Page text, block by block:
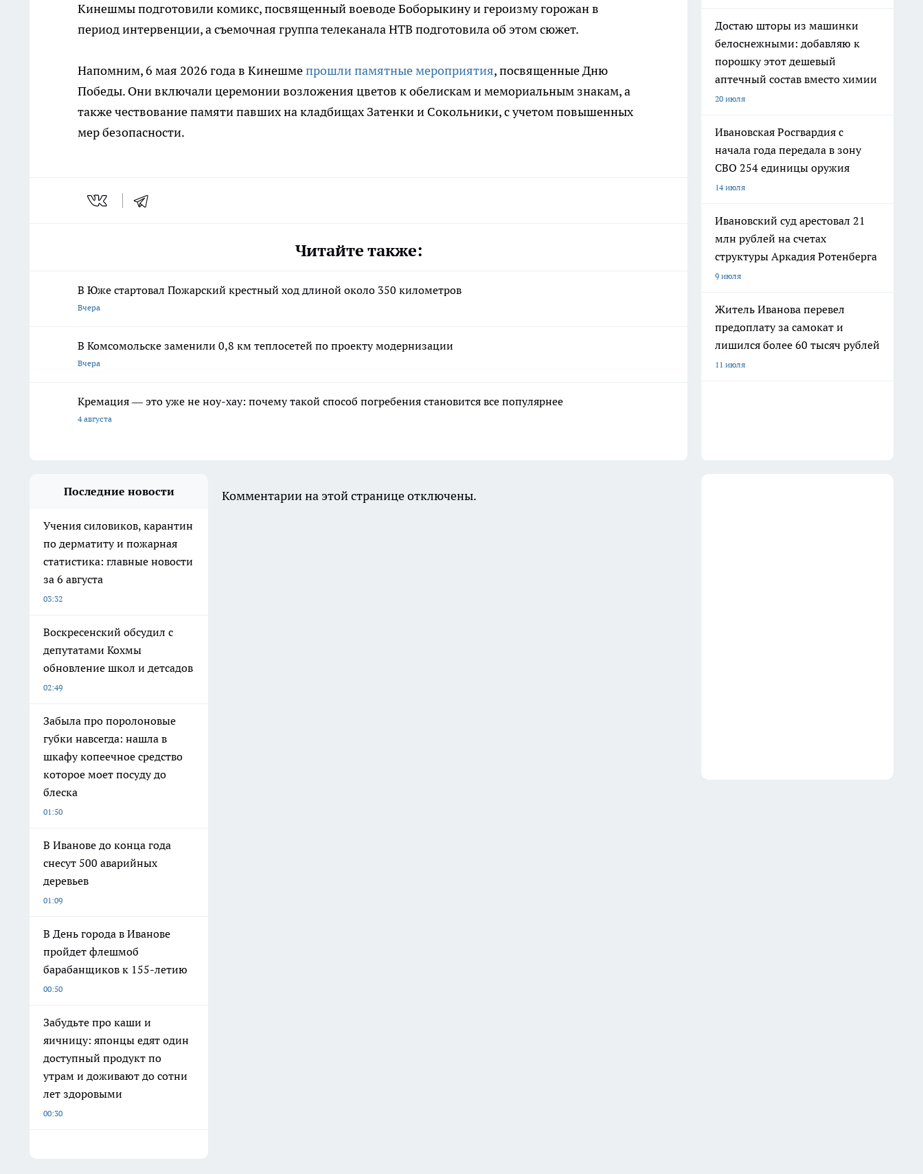
Кинешмы подготовили комикс, посвященный воеводе Боборыкину и героизму горожан в
период интервенции, а съемочная группа телеканала НТВ подготовила об этом сюжет.
Напомним, 6 мая 2026 года в Кинешмепрошли памятные мероприятия, посвященные Дню
Победы. Они включали церемонии возложения цветов к обелискам и мемориальным знакам, а
также чествование памяти павших на кладбищах Затенки и Сокольники, с учетом повышенных
мер безопасности.
Читайте также:
В Юже стартовал Пожарский крестный ход длиной около 350 километров
Вчера
В Комсомольске заменили 0,8 км теплосетей по проекту модернизации
Вчера
Кремация — это уже не ноу-хау: почему такой способ погребения становится все популярнее
4 августа
Достаю шторы из машинки
белоснежными: добавляю к
порошку этот дешевый
аптечный состав вместо химии
20 июля
Ивановская Росгвардия с
начала года передала в зону
СВО 254 единицы оружия
14 июля
Ивановский суд арестовал 21
млн рублей на счетах
структуры Аркадия Ротенберга
9 июля
Житель Иванова перевел
предоплату за самокат и
лишился более 60 тысяч рублей
11 июля
Последние новости
Учения силовиков, карантин
по дерматиту и пожарная
статистика: главные новости
за 6 августа
03:32
Воскресенский обсудил с
депутатами Кохмы
обновление школ и детсадов
02:49
Забыла про поролоновые
губки навсегда: нашла в
шкафу копеечное средство
которое моет посуду до
блеска
01:50
В Иванове до конца года
снесут 500 аварийных
деревьев
01:09
В День города в Иванове
пройдет флешмоб
барабанщиков к 155-летию
00:50
Забудьте про каши и
яичницу: японцы едят один
доступный продукт по
утрам и доживают до сотни
лет здоровыми
00:30
Комментарии на этой странице отключены.